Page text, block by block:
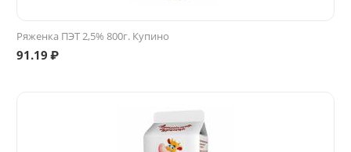
Ряженка ПЭТ 2,5% 800г. Купино
91.19 ₽